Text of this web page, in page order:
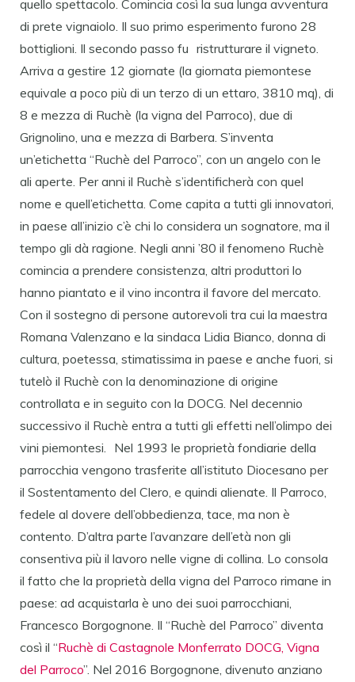
quello spettacolo. Comincia così la sua lunga avventura
di prete vignaiolo. Il suo primo esperimento furono 28
bottiglioni. Il secondo passo fu ristrutturare il vigneto.
Arriva a gestire 12 giornate (la giornata piemontese
equivale a poco più di un terzo di un ettaro, 3810 mq), di
8 e mezza di Ruchè (la vigna del Parroco), due di
Grignolino, una e mezza di Barbera. S’inventa
un’etichetta “Ruchè del Parroco”, con un angelo con le
ali aperte. Per anni il Ruchè s’identificherà con quel
nome e quell’etichetta. Come capita a tutti gli innovatori,
in paese all’inizio c’è chi lo considera un sognatore, ma il
tempo gli dà ragione. Negli anni ’80 il fenomeno Ruchè
comincia a prendere consistenza, altri produttori lo
hanno piantato e il vino incontra il favore del mercato.
Con il sostegno di persone autorevoli tra cui la maestra
Romana Valenzano e la sindaca Lidia Bianco, donna di
cultura, poetessa, stimatissima in paese e anche fuori, si
tutelò il Ruchè con la denominazione di origine
controllata e in seguito con la DOCG. Nel decennio
successivo il Ruchè entra a tutti gli effetti nell’olimpo dei
vini piemontesi. Nel 1993 le proprietà fondiarie della
parrocchia vengono trasferite all’istituto Diocesano per
il Sostentamento del Clero, e quindi alienate. Il Parroco,
fedele al dovere dell’obbedienza, tace, ma non è
contento. D’altra parte l’avanzare dell’età non gli
consentiva più il lavoro nelle vigne di collina. Lo consola
il fatto che la proprietà della vigna del Parroco rimane in
paese: ad acquistarla è uno dei suoi parrocchiani,
Francesco Borgognone. Il “Ruchè del Parroco” diventa
così il “Ruchè di Castagnole Monferrato DOCG, Vigna
del Parroco”. Nel 2016 Borgognone, divenuto anziano